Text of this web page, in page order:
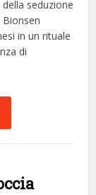
seduzione
Bionsen
in un rituale
di